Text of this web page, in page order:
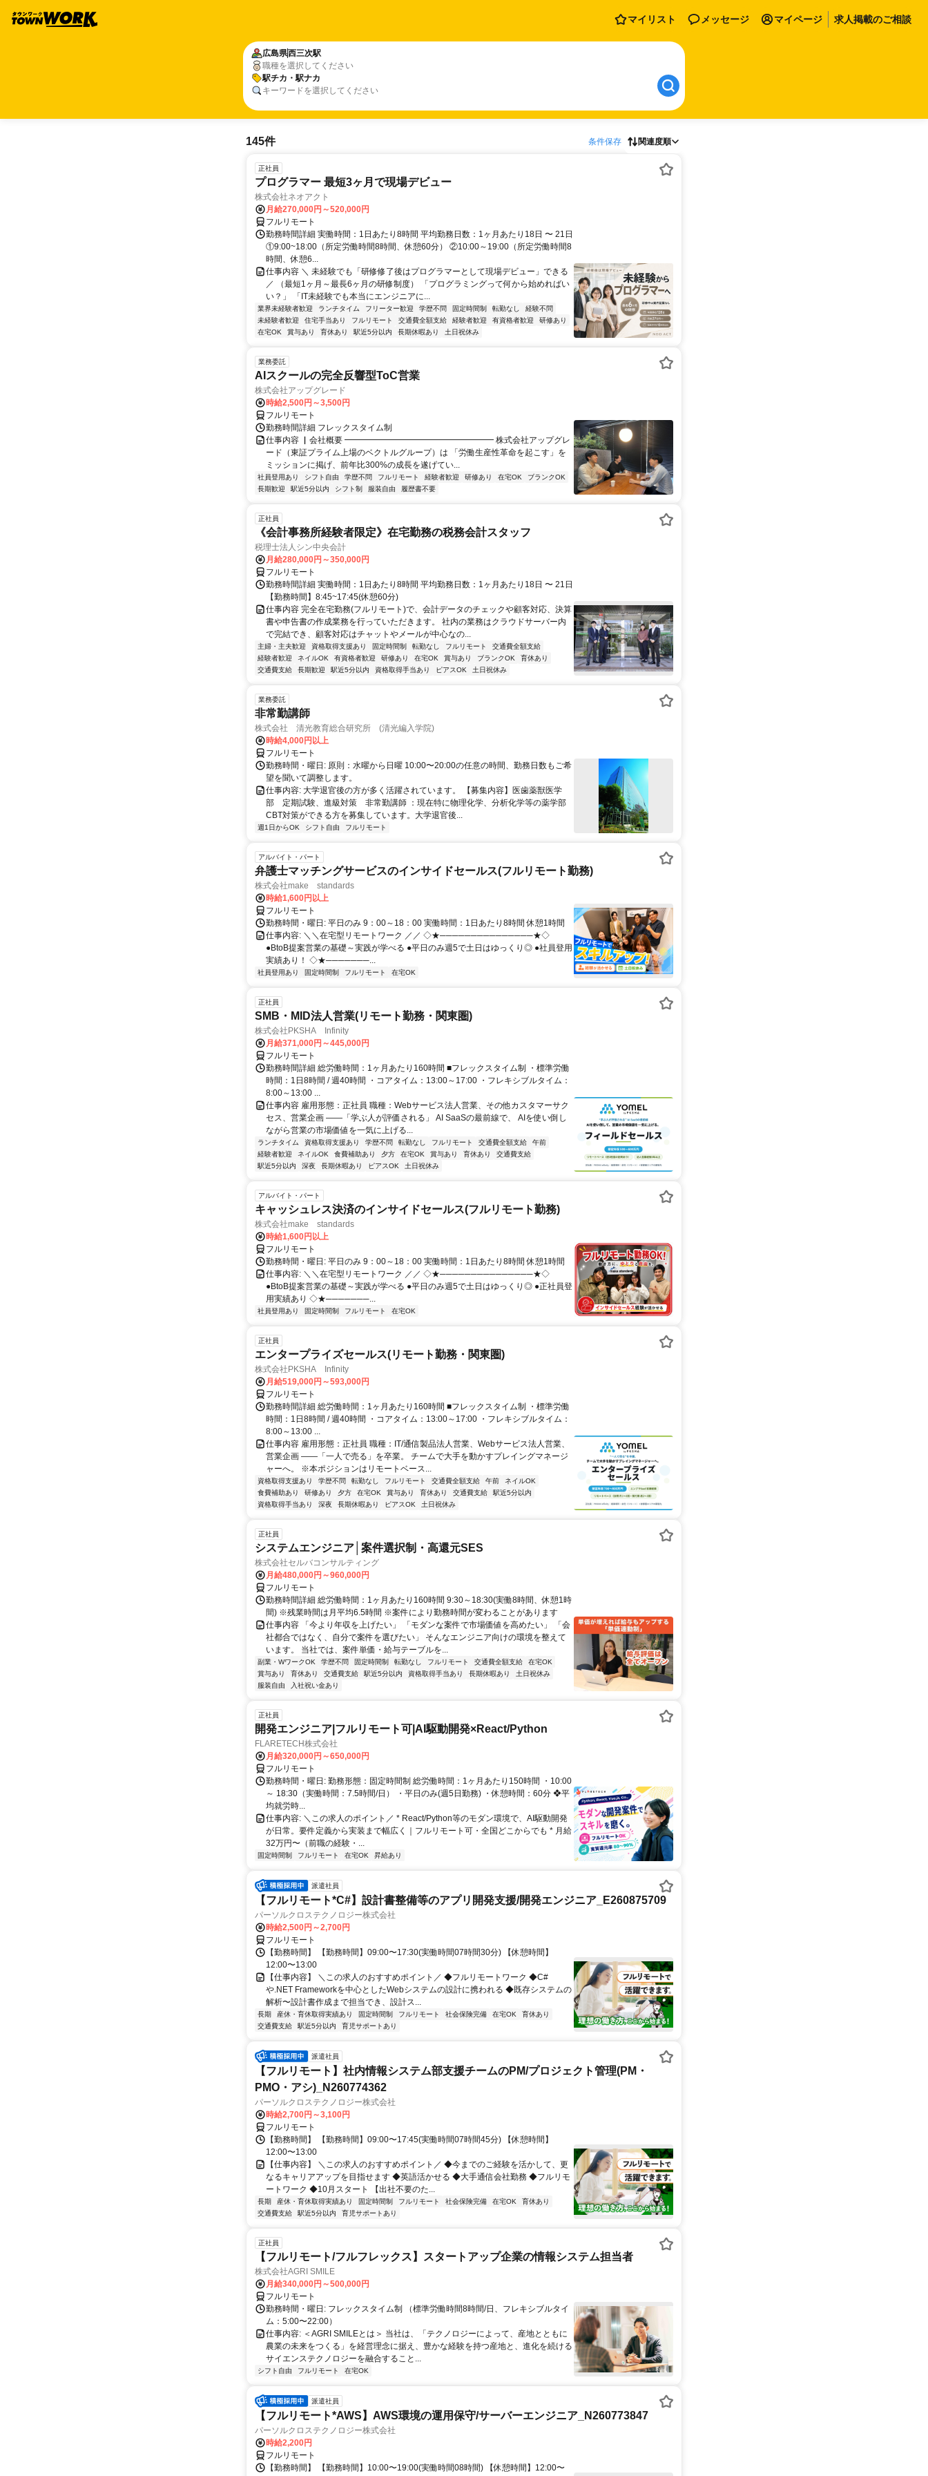
マイリスト メッセージ マイページ 求人掲載のご相談
広島県西三次駅
職種を選択してください
駅チカ・駅ナカ
キーワードを選択してください
145件 条件保存 関連度順
正社員
プログラマー 最短3ヶ月で現場デビュー
株式会社ネオアクト
月給270,000円～520,000円
フルリモート
勤務時間詳細 実働時間：1日あたり8時間 平均勤務日数：1ヶ月あたり18日 〜 21日
①9:00~18:00（所定労働時間8時間、休憩60分） ②10:00～19:00（所定労働時間8
時間、休憩6...
仕事内容 ＼ 未経験でも「研修修了後はプログラマーとして現場デビュー」できる
／ （最短1ヶ月～最長6ヶ月の研修制度） 「プログラミングって何から始めればい
い？」 「IT未経験でも本当にエンジニアに...
業界未経験者歓迎 ランチタイム フリーター歓迎 学歴不問 固定時間制 転勤なし
経験不問
未経験者歓迎
住宅手当あり フルリモート 交通費全額支給 経験者歓迎 有資格者歓迎
研修あり
在宅OK
賞与あり 育休あり 駅近5分以内 長期休暇あり 土日祝休み
業務委託
AIスクールの完全反響型ToC営業
株式会社アップグレード
時給2,500円～3,500円
フルリモート
勤務時間詳細 フレックスタイム制
仕事内容 ▏会社概要 ━━━━━━━━━━━━━━━━━━ 株式会社アップグレ
ード（東証プライム上場のベクトルグループ）は 「労働生産性革命を起こす」を
ミッションに掲げ、前年比300%の成長を遂げてい...
社員登用あり シフト自由 学歴不問 フルリモート 経験者歓迎 研修あり 在宅OK
ブランクOK
長期歓迎
駅近5分以内 シフト制 服装自由 履歴書不要
正社員
《会計事務所経験者限定》在宅勤務の税務会計スタッフ
税理士法人シン中央会計
月給280,000円～350,000円
フルリモート
勤務時間詳細 実働時間：1日あたり8時間 平均勤務日数：1ヶ月あたり18日 〜 21日
【勤務時間】8:45~17:45(休憩60分)
仕事内容 完全在宅勤務(フルリモート)で、会計データのチェックや顧客対応、決算
書や申告書の作成業務を行っていただきます。 社内の業務はクラウドサーバー内
で完結でき、顧客対応はチャットやメールが中心なの...
主婦・主夫歓迎 資格取得支援あり 固定時間制 転勤なし フルリモート
交通費全額支給
経験者歓迎
ネイルOK 有資格者歓迎 研修あり 在宅OK 賞与あり ブランクOK
育休あり
交通費支給
長期歓迎 駅近5分以内 資格取得手当あり ピアスOK 土日祝休み
業務委託
非常勤講師
株式会社 清光教育総合研究所 (清光編入学院)
時給4,000円以上
フルリモート
勤務時間・曜日: 原則：水曜から日曜 10:00〜20:00の任意の時間、勤務日数もご希
望を聞いて調整します。
仕事内容: 大学退官後の方が多く活躍されています。 【募集内容】医歯薬獣医学
部 定期試験、進級対策 非常勤講師 ：現在特に物理化学、分析化学等の薬学部
CBT対策ができる方を募集しています。大学退官後...
週1日からOK シフト自由 フルリモート
アルバイト・パート
弁護士マッチングサービスのインサイドセールス(フルリモート勤務)
株式会社make standards
時給1,600円以上
フルリモート
勤務時間・曜日: 平日のみ 9：00～18：00 実働時間：1日あたり8時間 休憩1時間
仕事内容: ＼＼在宅型リモートワーク ／／ ◇★───────────────★◇
●BtoB提案営業の基礎～実践が学べる ●平日のみ週5で土日はゆっくり◎ ●社員登用
実績あり！ ◇★───────...
社員登用あり 固定時間制 フルリモート 在宅OK
正社員
SMB・MID法人営業(リモート勤務・関東圏)
株式会社PKSHA Infinity
月給371,000円～445,000円
フルリモート
勤務時間詳細 総労働時間：1ヶ月あたり160時間 ■フレックスタイム制 ・標準労働
時間：1日8時間 / 週40時間 ・コアタイム：13:00～17:00 ・フレキシブルタイム：
8:00～13:00 ...
仕事内容 雇用形態：正社員 職種：Webサービス法人営業、その他カスタマーサク
セス、営業企画 ――「学ぶ人が評価される」 AI SaaSの最前線で、 AIを使い倒し
ながら営業の市場価値を一気に上げる...
ランチタイム 資格取得支援あり 学歴不問 転勤なし フルリモート 交通費全額支給
午前
経験者歓迎
ネイルOK 食費補助あり 夕方 在宅OK 賞与あり 育休あり
交通費支給
駅近5分以内
深夜 長期休暇あり ピアスOK 土日祝休み
アルバイト・パート
キャッシュレス決済のインサイドセールス(フルリモート勤務)
株式会社make standards
時給1,600円以上
フルリモート
勤務時間・曜日: 平日のみ 9：00～18：00 実働時間：1日あたり8時間 休憩1時間
仕事内容: ＼＼在宅型リモートワーク ／／ ◇★───────────────★◇
●BtoB提案営業の基礎～実践が学べる ●平日のみ週5で土日はゆっくり◎ ●正社員登
用実績あり ◇★───────...
社員登用あり 固定時間制 フルリモート 在宅OK
正社員
エンタープライズセールス(リモート勤務・関東圏)
株式会社PKSHA Infinity
月給519,000円～593,000円
フルリモート
勤務時間詳細 総労働時間：1ヶ月あたり160時間 ■フレックスタイム制 ・標準労働
時間：1日8時間 / 週40時間 ・コアタイム：13:00～17:00 ・フレキシブルタイム：
8:00～13:00 ...
仕事内容 雇用形態：正社員 職種：IT/通信製品法人営業、Webサービス法人営業、
営業企画 ――「一人で売る」を卒業。 チームで大手を動かすプレイングマネージ
ャーへ。 ※本ポジションはリモートベース...
資格取得支援あり 学歴不問 転勤なし フルリモート 交通費全額支給 午前
ネイルOK
食費補助あり
研修あり 夕方 在宅OK 賞与あり 育休あり 交通費支給
駅近5分以内
資格取得手当あり
深夜 長期休暇あり ピアスOK 土日祝休み
正社員
システムエンジニア│案件選択制・高還元SES
株式会社セルバコンサルティング
月給480,000円～960,000円
フルリモート
勤務時間詳細 総労働時間：1ヶ月あたり160時間 9:30～18:30(実働8時間、休憩1時
間) ※残業時間は月平均6.5時間 ※案件により勤務時間が変わることがあります
仕事内容 「今より年収を上げたい」 「モダンな案件で市場価値を高めたい」 「会
社都合ではなく、自分で案件を選びたい」 そんなエンジニア向けの環境を整えて
います。 当社では、案件単価・給与テーブルを...
副業・WワークOK 学歴不問 固定時間制 転勤なし フルリモート 交通費全額支給
在宅OK
賞与あり
育休あり 交通費支給 駅近5分以内 資格取得手当あり 長期休暇あり
土日祝休み
服装自由
入社祝い金あり
正社員
開発エンジニア|フルリモート可|AI駆動開発×React/Python
FLARETECH株式会社
月給320,000円～650,000円
フルリモート
勤務時間・曜日: 勤務形態：固定時間制 総労働時間：1ヶ月あたり150時間 ・10:00
～ 18:30（実働時間：7.5時間/日） ・平日のみ(週5日勤務) ・休憩時間：60分 ❖平
均就労時...
仕事内容: ＼この求人のポイント／ * React/Python等のモダン環境で、AI駆動開発
が日常。要件定義から実装まで幅広く｜フルリモート可・全国どこからでも * 月給
32万円〜（前職の経験・...
固定時間制 フルリモート 在宅OK 昇給あり
派遣社員
【フルリモート*C#】設計書整備等のアプリ開発支援/開発エンジニア_E260875709
パーソルクロステクノロジー株式会社
時給2,500円～2,700円
フルリモート
【勤務時間】 【勤務時間】09:00〜17:30(実働時間07時間30分) 【休憩時間】
12:00〜13:00
【仕事内容】 ＼この求人のおすすめポイント／ ◆フルリモートワーク ◆C#
や.NET Frameworkを中心としたWebシステムの設計に携われる ◆既存システムの
解析〜設計書作成まで担当でき、設計ス...
長期 産休・育休取得実績あり 固定時間制 フルリモート 社会保険完備 在宅OK
育休あり
交通費支給
駅近5分以内 育児サポートあり
派遣社員
【フルリモート】社内情報システム部支援チームのPM/プロジェクト管理(PM・
PMO・アシ)_N260774362
パーソルクロステクノロジー株式会社
時給2,700円～3,100円
フルリモート
【勤務時間】 【勤務時間】09:00〜17:45(実働時間07時間45分) 【休憩時間】
12:00〜13:00
【仕事内容】 ＼この求人のおすすめポイント／ ◆今までのご経験を活かして、更
なるキャリアアップを目指せます ◆英語活かせる ◆大手通信会社勤務 ◆フルリモ
ートワーク ◆10月スタート 【出社不要のた...
長期 産休・育休取得実績あり 固定時間制 フルリモート 社会保険完備 在宅OK
育休あり
交通費支給
駅近5分以内 育児サポートあり
正社員
【フルリモート/フルフレックス】スタートアップ企業の情報システム担当者
株式会社AGRI SMILE
月給340,000円～500,000円
フルリモート
勤務時間・曜日: フレックスタイム制 （標準労働時間8時間/日、フレキシブルタイ
ム：5:00〜22:00）
仕事内容: ＜AGRI SMILEとは＞ 当社は、「テクノロジーによって、産地とともに
農業の未来をつくる」を経営理念に据え、豊かな経験を持つ産地と、進化を続ける
サイエンステクノロジーを融合すること...
シフト自由 フルリモート 在宅OK
派遣社員
【フルリモート*AWS】AWS環境の運用保守/サーバーエンジニア_N260773847
パーソルクロステクノロジー株式会社
時給2,200円
フルリモート
【勤務時間】 【勤務時間】10:00〜19:00(実働時間08時間) 【休憩時間】12:00〜